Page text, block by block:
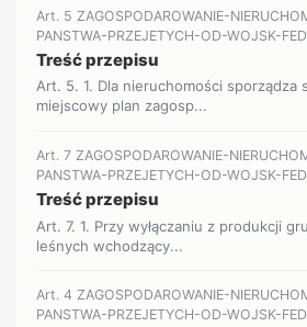
Art. 5 ZAGOSPODAROWANIE-
PANSTWA-PRZEJETYCH-OD-WOJSK-
Treść przepisu
Art. 5. 1. Dla nieruchomości sporządza
miejscowy plan zagosp...
Art. 7 ZAGOSPODAROWANIE-
PANSTWA-PRZEJETYCH-OD-WOJSK-
Treść przepisu
Art. 7. 1. Przy wyłączaniu z produkcji
leśnych wchodzący...
Art. 4 ZAGOSPODAROWANIE-
PANSTWA-PRZEJETYCH-OD-WOJSK-